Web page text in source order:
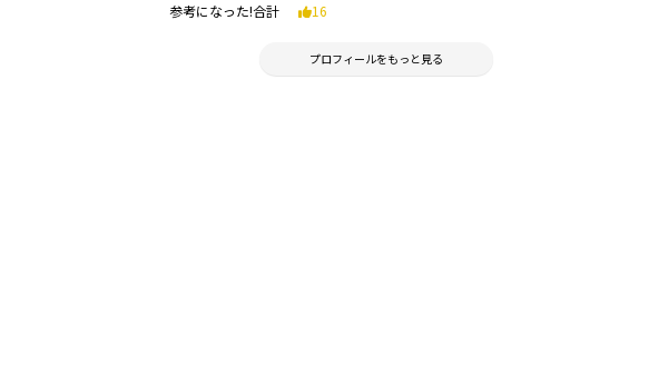
参考になった!合計 16
プロフィールをもっと見る